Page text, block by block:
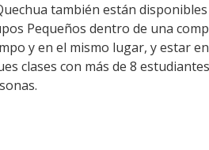
también están
Pequeños dentro de una
y en el mismo lugar, y estar
clases con más de 8